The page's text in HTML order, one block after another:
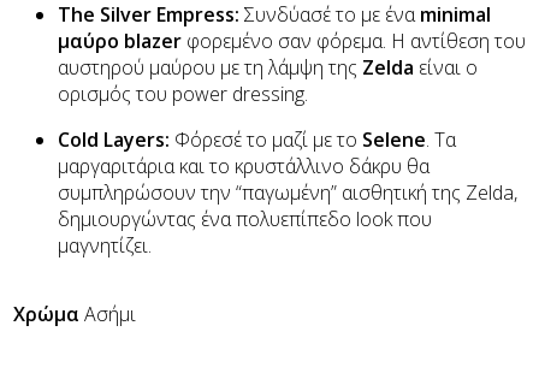
The Silver Empress: Συνδύασέ το με έναminimal
μαύρο blazer φορεμένο σαν φόρεμα. Η αντίθεση του
αυστηρού μαύρου με τη λάμψη της Zelda είναι ο
ορισμός του power dressing.
Cold Layers: Φόρεσέ το μαζί με το Selene. Τα
μαργαριτάρια και το κρυστάλλινο δάκρυ θα
συμπληρώσουν την “παγωμένη” αισθητική της Zelda,
δημιουργώντας ένα πολυεπίπεδο look που
μαγνητίζει.
Χρώμα Ασήμι